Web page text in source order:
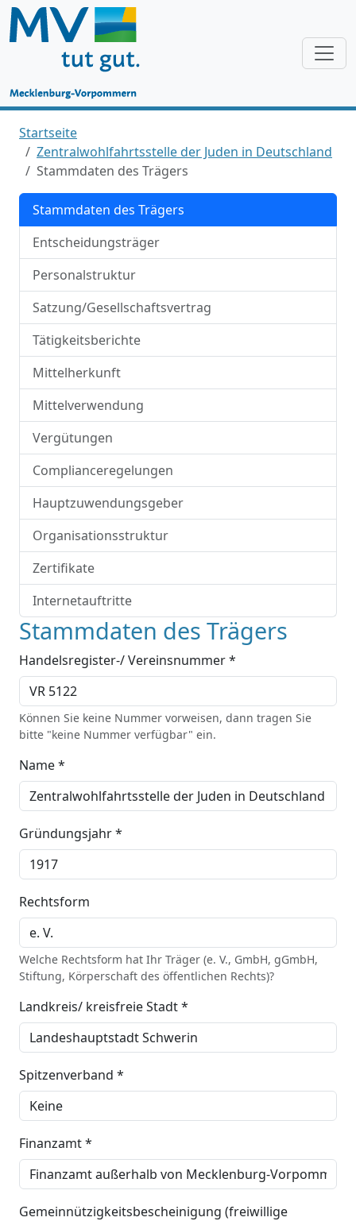
Startseite
Zentralwohlfahrtsstelle der Juden in Deutschland
Stammdaten des Trägers
Stammdaten des Trägers
Entscheidungsträger
Personalstruktur
Satzung/Gesellschaftsvertrag
Tätigkeitsberichte
Mittelherkunft
Mittelverwendung
Vergütungen
Complianceregelungen
Hauptzuwendungsgeber
Organisationsstruktur
Zertifikate
Internetauftritte
Stammdaten des Trägers
Handelsregister-/ Vereinsnummer *
Können Sie keine Nummer vorweisen, dann tragen Sie
bitte "keine Nummer verfügbar" ein.
Name *
Gründungsjahr *
Rechtsform
Welche Rechtsform hat Ihr Träger (e. V., GmbH, gGmbH,
Stiftung, Körperschaft des öffentlichen Rechts)?
Landkreis/ kreisfreie Stadt *
Spitzenverband *
Finanzamt *
Gemeinnützigkeitsbescheinigung (freiwillige